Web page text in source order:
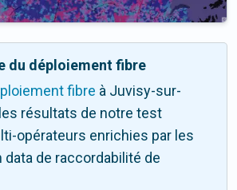
du déploiement fibre
fibre à Juvisy-sur-
résultats de notre test
opérateurs enrichies par les
data de raccordabilité de